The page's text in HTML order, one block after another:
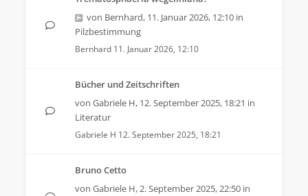
von Bernhard, 11. Januar 2026, 12:10 in
Pilzbestimmung
Bernhard 11. Januar 2026, 12:10
Bücher und Zeitschriften
von Gabriele H, 12. September 2025, 18:21 in
Literatur
Gabriele H 12. September 2025, 18:21
Bruno Cetto
von Gabriele H,2. September 2025, 22:50 in